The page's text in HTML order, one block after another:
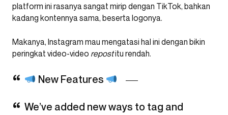
platform ini rasanya sangat mirip dengan TikTok, bahkan
kadang kontennya sama, beserta logonya.
Makanya, Instagram mau mengatasi hal ini dengan bikin
peringkat video-video repostitu rendah.
New Features
We’ve added new ways to tag and